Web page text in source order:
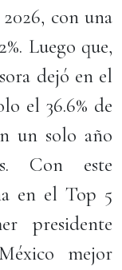
con una
Luego que,
dejó en el
el 36.6% de
un solo año
Con este
en el Top 5
presidente
mejor